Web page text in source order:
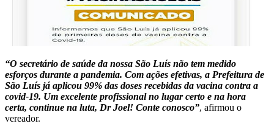
“O secretário de saúde da nossa São Luís não tem medido
esforços durante a pandemia. Com ações efetivas, a Prefeitura de
São Luís já aplicou 99% das doses recebidas da vacina contra a
covid-19. Um excelente profissional no lugar certo e na hora
certa, continue na luta, Dr Joel! Conte conosco”, afirmou o
vereador.